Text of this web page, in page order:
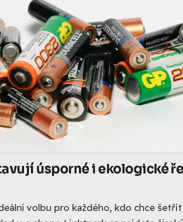
úsporné i ekologické
volbu pro každého, kdo chce